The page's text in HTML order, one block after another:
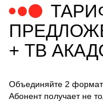
+ ТВ
Объединяйте 2
Абонент получает не